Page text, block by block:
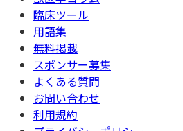
臨床ツール
用語集
無料掲載
スポンサー募集
よくある質問
お問い合わせ
利用規約